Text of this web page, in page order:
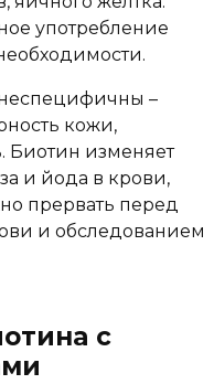
употребление
–
кожи,
Биотин изменяет
и йода в крови,
прервать перед
и обследованием
с